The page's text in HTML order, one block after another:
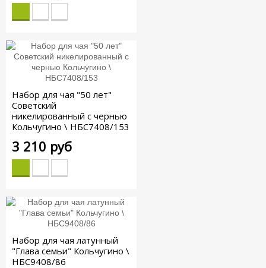
Набор для чая "50 лет"
Советский
никелированный с чернью
Кольчугино \ НБС7408/153
3 210 руб
Набор для чая латунный
"Глава семьи" Кольчугино \
НБС9408/86